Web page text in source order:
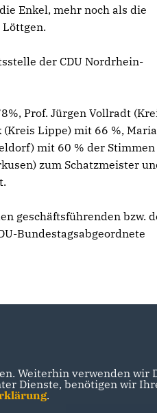
Enkel, mehr noch als die
Löttgen.
der CDU Nordrhein-
Prof. Jürgen Vollradt
Lippe) mit 66 %, Maria
mit 60 % der Stimmen
zum Schatzmeister
geschäftsführenden bzw.
Bundestagsabgeordnete
Weiterhin verwenden
Dienste, benötigen wir
.